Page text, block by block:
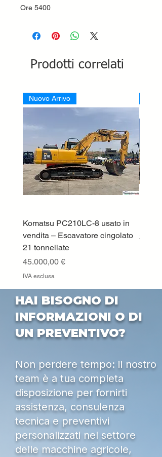
Ore 5400
Prodotti correlati
Nuovo Arrivo
Komatsu PC210LC-8 usato in
vendita – Escavatore cingolato
21 tonnellate
Prezzo
45.000,00 €
IVA esclusa
Prezzo
HAI BISOGNO DI
INFORMAZIONI O DI
UN PREVENTIVO?
Non perdere tempo: il nostro
team è a tua completa
disposizione per fornirti
assistenza, consulenza
tecnica e preventivi
personalizzati nel settore
delle macchine agricole,